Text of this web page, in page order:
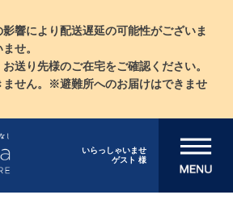
影響により配送遅延の可能性がございま
せ。
送り先様のご在宅をご確認ください。
せん。※避難所へのお届けはできませ
いらっしゃいませ
ゲスト 様
メニューを開